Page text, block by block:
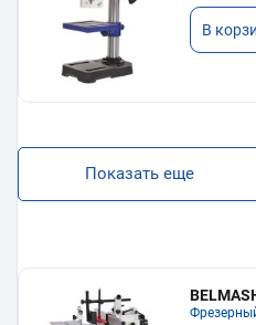
В
Показать еще